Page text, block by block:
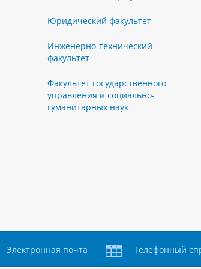
Юридический факультет
Инженерно-технический
факультет
Факультет государственного
управления и социально-
гуманитарных наук
Электронная почта Телефонный